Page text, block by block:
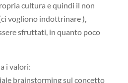
cultura e quindi il non
vogliono indottrinare ),
sfruttati, in quanto poco
i valori:
brainstorming sul concetto